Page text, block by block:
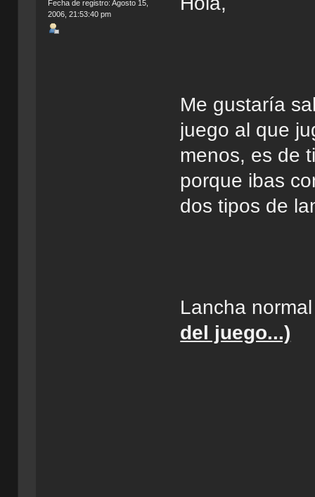
Fecha de registro: Agosto 15,
2006, 21:53:40 pm
Me gustaría
juego al que
menos, es de
porque ibas
dos tipos de
Lancha
del juego...)